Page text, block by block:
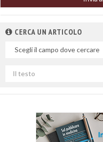
CERCA UN ARTICOLO
Nel
Cerca